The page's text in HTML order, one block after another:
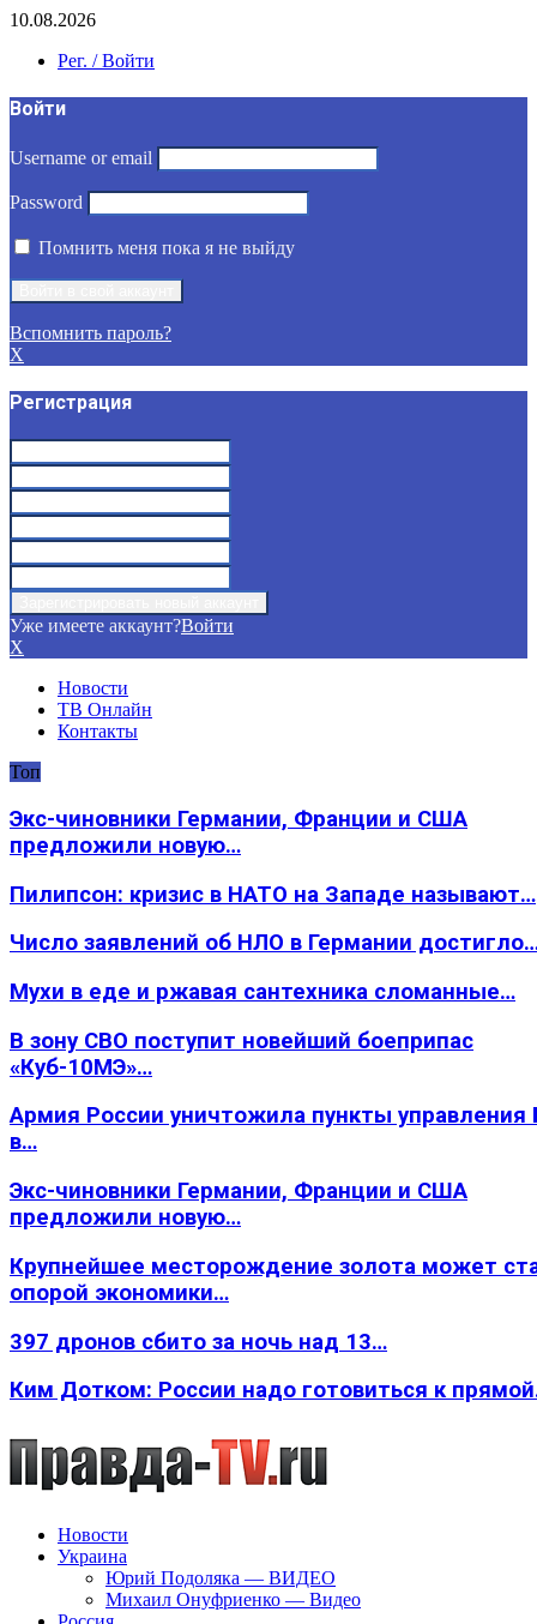
10.08.2026
Рег. / Войти
Войти
Username or email
Password
Помнить меня пока я не выйду
Вспомнить пароль?
X
Регистрация
Уже имеете аккаунт?Войти
X
Новости
ТВ Онлайн
Контакты
Топ
Экс-чиновники Германии, Франции и США
предложили новую…
Пилипсон: кризис в НАТО на Западе называют…
Число заявлений об НЛО в Германии
Мухи в еде и ржавая сантехника сломанные…
В зону СВО поступит новейший боеприпас
«Куб-10МЭ»…
Армия России уничтожила пункты
в…
Экс-чиновники Германии, Франции и США
предложили новую…
Крупнейшее месторождение золота может
опорой экономики…
397 дронов сбито за ночь над 13…
Ким Дотком: России надо готовиться к
Новости
Украина
Юрий Подоляка — ВИДЕО
Михаил Онуфриенко — Видео